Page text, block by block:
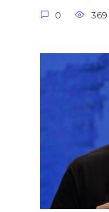
0 369